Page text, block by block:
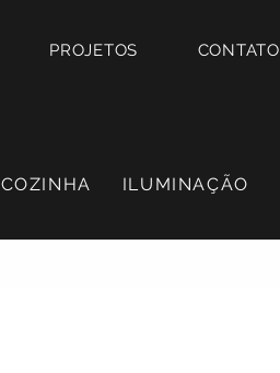
PROJETOS CONTATO
COZINHA ILUMINAÇÃO